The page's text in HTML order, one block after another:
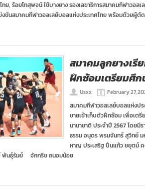
ย, ร้อยโทสุพจน์ ใช้บางยาง รองเลขาธิการสมาคมกีฬาวอ
ขันสมาคมกีฬาวอลเลย์บอลแห่งประเทศไทย พร้อมด้วยผู้ตั
สมาคมลูกยางเรี
ฝึกซ้อมเตรียมศึก
Usxx February 27,
สมาคมกีฬาวอลเลย์บอลแห่งปร
ชายเข้าเก็บตัวฝึกซ้อม เพื่อเต
นานาชาติ ประจำปี 2567 โดย
ธรรม อนุตร พรมจันทร์ สุวิทย์
หาญ ประเสริฐ ปิ่นแก้ว ชยุตม์
พันธุ์รัมย์ จักกริช ถนอมน้อย